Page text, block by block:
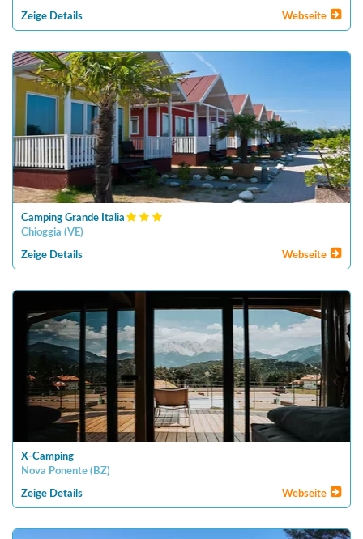
Zeige Details Webseite
Camping Grande Italia
Chioggia (VE)
Zeige Details Webseite
X-Camping
Nova Ponente ( BZ)
Zeige Details Webseite